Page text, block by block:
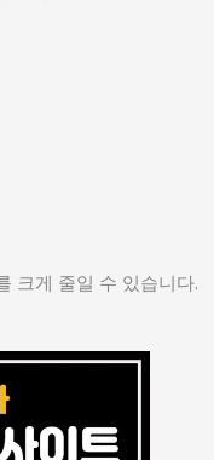
크게 줄일 수 있습니다.